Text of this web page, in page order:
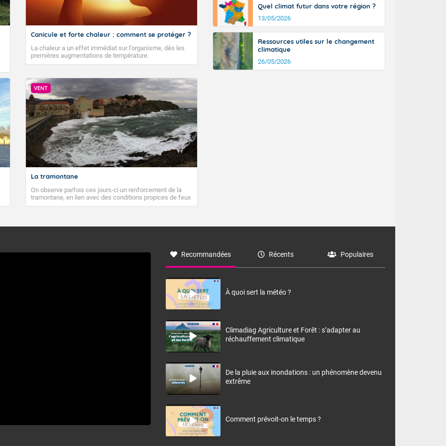
Canicule et forte chaleur : comment se protéger ?
La chaleur a un effet immédiat sur l’organisme, dès les
premières augmentations de température.
VENT
La tramontane
On observe parfois ces jours-ci un renforcement de la
tramontane, en lien avec des conditions propices de feux
de forêt. Mais qu'est-ce que la tramontane ? Quelles sont
à nord-ouest, dans un secteur qui part du Roussillon à la
monts, en allusion aux régions montagneuses d’où
Quel climat futur dans votre région ?
13/05/2026
Ressources utiles sur le changement
climatique
26/05/2026
Recommandées Récents Populaires
À quoi sert la météo ?
Climadiag Agriculture et Forêt : s’adapter au
réchauffement climatique
De la pluie aux inondations : un phénomène devenu
extrême
Comment prévoit-on le temps ?